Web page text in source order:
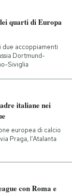
quarti di Europa
due accoppiamenti
Dortmund-
Siviglia
italiane nei
europea di calcio
Praga, l'Atalanta
con Roma e